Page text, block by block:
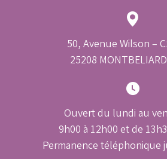
50, Avenue Wilson –
25208
Ouvert du lundi au
9h00 à 12h00 et de
Permanence téléphonique